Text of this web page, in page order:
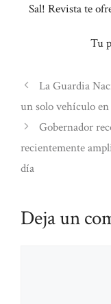
Sal! Revista te
Tu
La Guardia
un solo vehículo
Gobernador
recientemente
día
Deja un